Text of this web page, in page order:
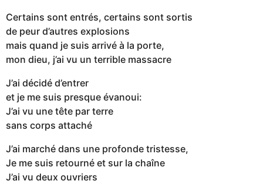
Certains sont entrés, certains sont sortis
de peur d’autres explosions
mais quand je suis arrivé à la porte,
mon dieu, j’ai vu un terrible massacre
J’ai décidé d’entrer
et je me suis presque évanoui:
J’ai vu une tête par terre
sans corps attaché
J’ai marché dans une profonde tristesse,
Je me suis retourné et sur la chaîne
J’ai vu deux ouvriers